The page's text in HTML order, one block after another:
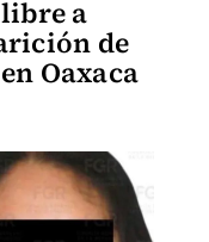
a
de
Oaxaca